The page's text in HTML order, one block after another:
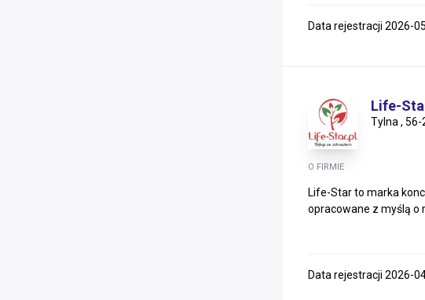
Data rejestracji 2026-
Life-
Tylna , 56-
O FIRMIE
Life-Star to marka
opracowane z myślą o
Data rejestracji 2026-